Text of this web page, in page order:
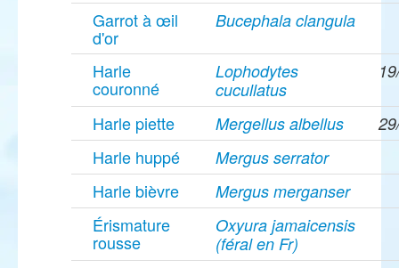
Garrot à œil
d'or
Bucephala clangula
Harle
couronné
Lophodytes
cucullatus
Harle piette Mergellus albellus
Harle huppé Mergus serrator
Harle bièvre Mergus merganser
Érismature
rousse
Oxyura jamaicensis
(féral en Fr)